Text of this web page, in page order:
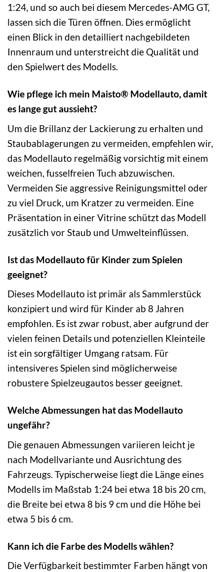
1:24, und so auch bei diesem Mercedes-AMG GT,
lassen sich die Türen öffnen. Dies ermöglicht
einen Blick in den detailliert nachgebildeten
Innenraum und unterstreicht die Qualität und
den Spielwert des Modells.
Wie pflege ich mein Maisto® Modellauto, damit
es lange gut aussieht?
Um die Brillanz der Lackierung zu erhalten und
Staubablagerungen zu vermeiden, empfehlen wir,
das Modellauto regelmäßig vorsichtig mit einem
weichen, fusselfreien Tuch abzuwischen.
Vermeiden Sie aggressive Reinigungsmittel oder
zu viel Druck, um Kratzer zu vermeiden. Eine
Präsentation in einer Vitrine schützt das Modell
zusätzlich vor Staub und Umwelteinflüssen.
Ist das Modellauto für Kinder zum Spielen
geeignet?
Dieses Modellauto ist primär als Sammlerstück
konzipiert und wird für Kinder ab 8 Jahren
empfohlen. Es ist zwar robust, aber aufgrund der
vielen feinen Details und potenziellen Kleinteile
ist ein sorgfältiger Umgang ratsam. Für
intensiveres Spielen sind möglicherweise
robustere Spielzeugautos besser geeignet.
Welche Abmessungen hat das Modellauto
ungefähr?
Die genauen Abmessungen variieren leicht je
nach Modellvariante und Ausrichtung des
Fahrzeugs. Typischerweise liegt die Länge eines
Modells im Maßstab 1:24 bei etwa 18 bis 20 cm,
die Breite bei etwa 8 bis 9 cm und die Höhe bei
etwa 5 bis 6 cm.
Kann ich die Farbe des Modells wählen?
Die Verfügbarkeit bestimmter Farben hängt von